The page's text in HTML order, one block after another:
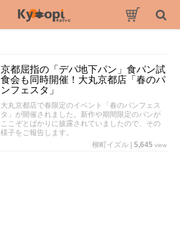
京都屈指の「デパ地下パン」食パン試
食会も同時開催！大丸京都店「春のパ
ンフェスタ」
大丸京都店で春限定のイベント「春のパンフェス
タ」が開催されました。新作や期間限定のパンが
ここぞとばかりに披露されていましたので、その
様子をご報告します。
柳町イズル
5,645 view